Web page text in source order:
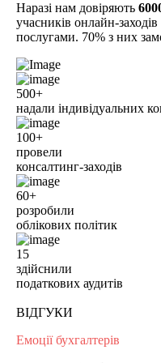
Наразі нам довіряють
учасників онлайн-
послугами. 70% з них
500+
надали індивідуальних
100+
провели
консалтинг-заходів
60+
розробили
облікових політик
15
здійснили
податкових аудитів
ВІДГУКИ
Емоції бухгалтерів